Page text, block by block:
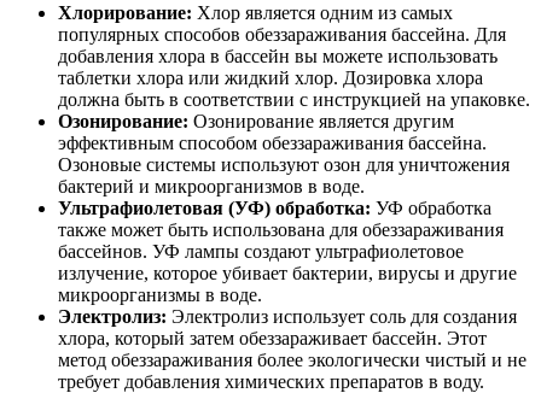
Хлорирование: Хлор является одним из самых
популярных способов обеззараживания бассейна. Для
добавления хлора в бассейн вы можете использовать
таблетки хлора или жидкий хлор. Дозировка хлора
должна быть в соответствии с инструкцией на упаковке.
Озонирование: Озонирование является другим
эффективным способом обеззараживания бассейна.
Озоновые системы используют озон для уничтожения
бактерий и микроорганизмов в воде.
Ультрафиолетовая (УФ) обработка: УФ обработка
также может быть использована для обеззараживания
бассейнов. УФ лампы создают ультрафиолетовое
излучение, которое убивает бактерии, вирусы и другие
микроорганизмы в воде.
Электролиз: Электролиз использует соль для создания
хлора, который затем обеззараживает бассейн. Этот
метод обеззараживания более экологически чистый и не
требует добавления химических препаратов в воду.